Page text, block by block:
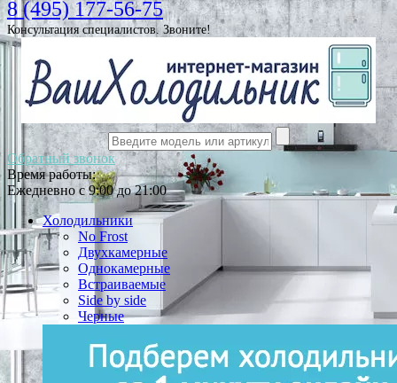
8 (495) 177-56-75
Консультация специалистов. Звоните!
Обратный звонок
Время работы:
Ежедневно с 9:00 до 21:00
Холодильники
No Frost
Двухкамерные
Однокамерные
Встраиваемые
Side by side
Черные